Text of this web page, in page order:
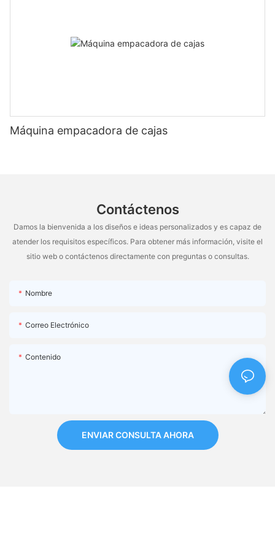
Máquina empacadora de cajas
Contáctenos
Damos la bienvenida a los diseños e ideas personalizados y es capaz de
atender los requisitos específicos. Para obtener más información, visite el
sitio web o contáctenos directamente con preguntas o consultas.
Nombre
Correo Electrónico
Contenido
ENVIAR CONSULTA AHORA